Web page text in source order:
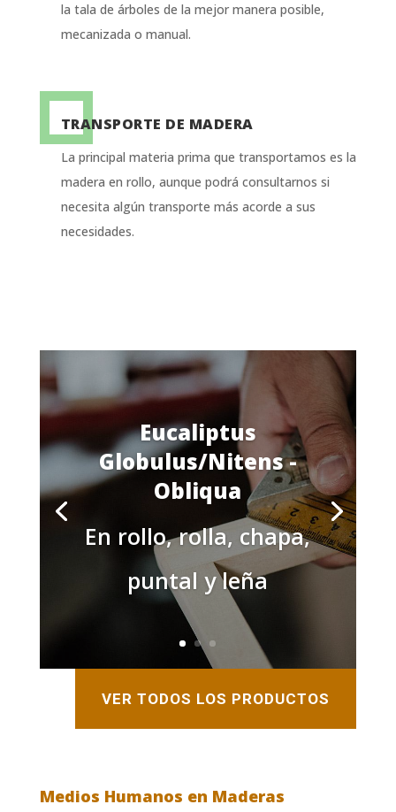
la tala de árboles de la mejor manera posible,
mecanizada o manual.
TRANSPORTE DE MADERA
La principal materia prima que transportamos es la
madera en rollo, aunque podrá consultarnos si
necesita algún transporte más acorde a sus
necesidades.
Eucaliptus
Globulus/Nitens -
Obliqua
En rollo, rolla, chapa,
puntal y leña
VER TODOS LOS PRODUCTOS
Medios Humanos en Maderas